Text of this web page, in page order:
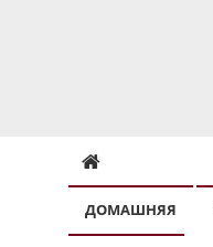
ДОМАШНЯЯ